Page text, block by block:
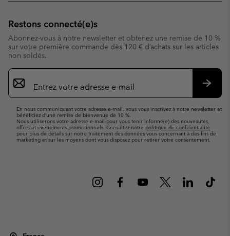
Restons connecté(e)s
Abonnez-vous à notre newsletter et obtenez une remise de 10 %
sur votre première commande dès 120 € d’achats sur les articles
non soldés.
Inscription
par
e-
En nous communiquant votre adresse e-mail, vous vous inscrivez à notre newsletter et
bénéficiez d’une remise de bienvenue de 10 %.
Nous utiliserons votre adresse e-mail pour vous tenir informé(e) des nouveautés,
offres et événements promotionnels. Consultez notre politique de confidentialité
pour plus de détails sur notre traitement des données vous concernant à des fins de
marketing et sur les moyens dont vous disposez pour retirer votre consentement.